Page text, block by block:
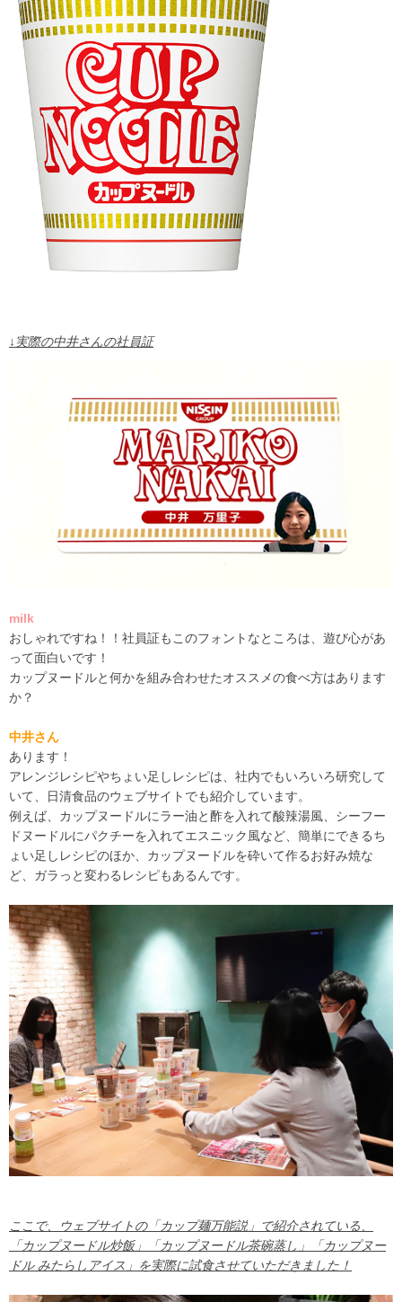
↓実際の中井さんの社員証
milk
おしゃれですね！！社員証もこのフォントなところは、遊び心があ
って面白いです！
カップヌードルと何かを組み合わせたオススメの食べ方はあります
か？
中井さん
あります！
アレンジレシピやちょい足しレシピは、社内でもいろいろ研究して
いて、日清食品のウェブサイトでも紹介しています。
例えば、カップヌードルにラー油と酢を入れて酸辣湯風、シーフー
ドヌードルにパクチーを入れてエスニック風など、簡単にできるち
ょい足しレシピのほか、カップヌードルを砕いて作るお好み焼な
ど、ガラっと変わるレシピもあるんです。
ここで、ウェブサイトの「カップ麺万能説」で紹介されている、
「カップヌードル炒飯」「カップヌードル茶碗蒸し」「カップヌー
ドル みたらしアイス」を実際に試食させていただきました！